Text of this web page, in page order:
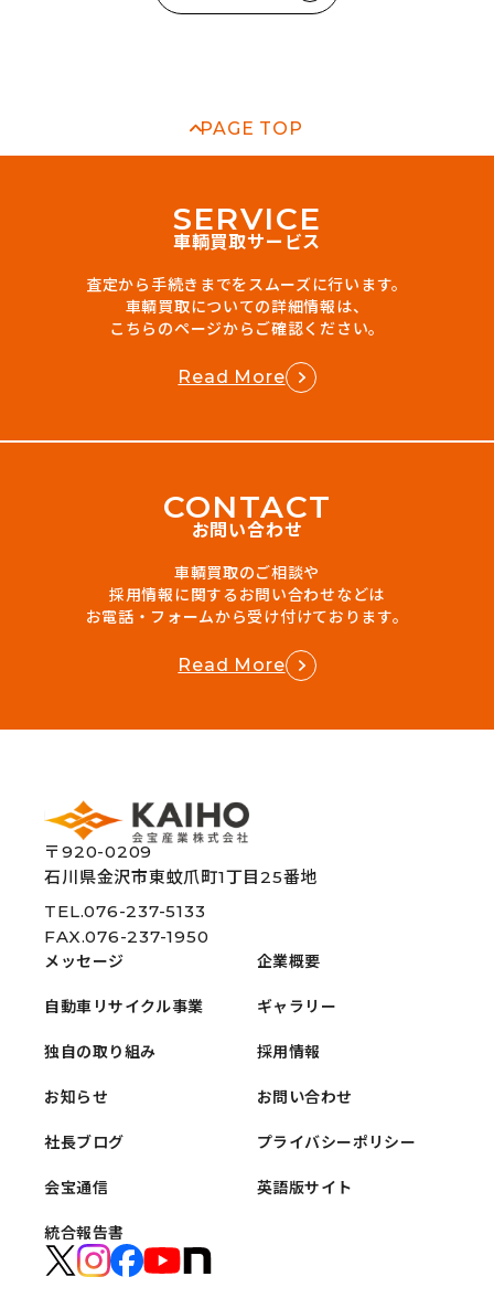
PAGE TOP
SERVICE
車輌買取サービス
査定から手続きまでをスムーズに行います。
車輌買取についての詳細情報は、
こちらのページからご確認ください。
Read More
CONTACT
お問い合わせ
車輌買取のご相談や
採用情報に関するお問い合わせなどは
お電話・フォームから受け付けております。
Read More
〒920-0209
石川県金沢市東蚊爪町1丁目25番地
TEL.076-237-5133
FAX.076-237-1950
メッセージ
自動車リサイクル事業
独自の取り組み
お知らせ
社長ブログ
会宝通信
統合報告書
企業概要
ギャラリー
採用情報
お問い合わせ
プライバシーポリシー
英語版サイト